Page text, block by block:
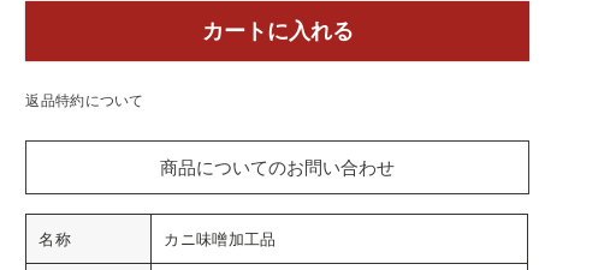
カートに入れる
返品特約について
商品についてのお問い合わせ
名称 カニ味噌加工品